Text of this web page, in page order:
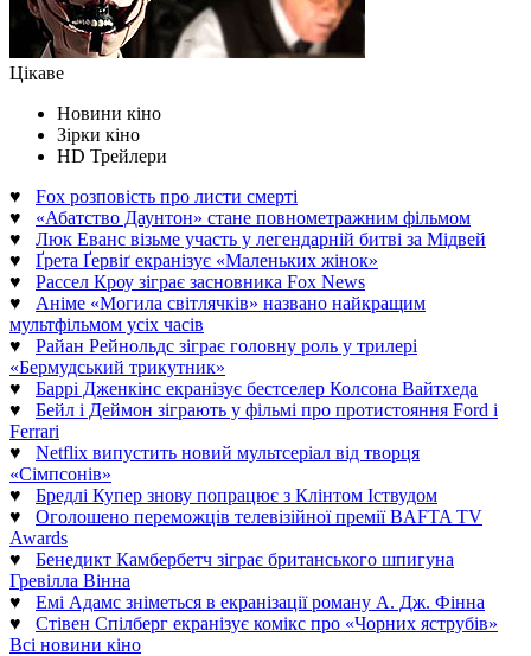
Цікаве
Новини кіно
Зірки кіно
HD Трейлери
♥ Fox розповість про листи смерті
♥ «Абатство Даунтон» стане повнометражним фільмом
♥ Люк Еванс візьме участь у легендарній битві за Мідвей
♥ Ґрета Ґервіґ екранізує «Маленьких жінок»
♥ Рассел Кроу зіграє засновника Fox News
♥ Аніме «Могила світлячків» названо найкращим
мультфільмом усіх часів
♥ Райан Рейнольдс зіграє головну роль у трилері
«Бермудський трикутник»
♥ Баррі Дженкінс екранізує бестселер Колсона Вайтхеда
♥ Бейл і Деймон зіграють у фільмі про протистояння Ford і
Ferrari
♥ Netflix випустить новий мультсеріал від творця
«Сімпсонів»
♥ Бредлі Купер знову попрацює з Клінтом Іствудом
♥ Оголошено переможців телевізійної премії BAFTA TV
Awards
♥ Бенедикт Камбербетч зіграє британського шпигуна
Гревілла Вінна
♥ Емі Адамс зніметься в екранізації роману А. Дж. Фінна
♥ Стівен Спілберг екранізує комікс про «Чорних яструбів»
Всі новини кіно